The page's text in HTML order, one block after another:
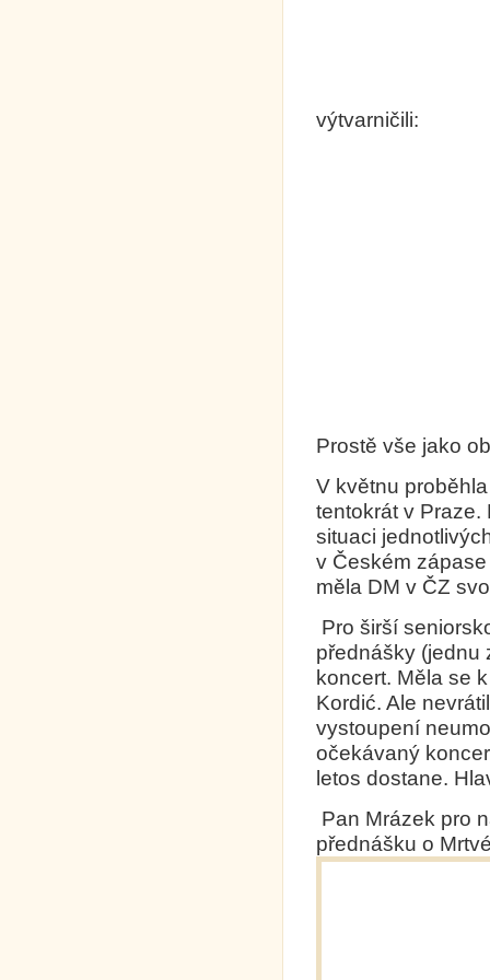
výtvarničili:
Prostě vše jako
V květnu
tentokrát v Praze.
situaci
v Českém
měla DM v ČZ
Pro širší
přednášky (jednu
koncert. Měla se
Kordić. Ale
vystoupení
očekávaný
letos dostane.
Pan Mrázek pro
přednášku o